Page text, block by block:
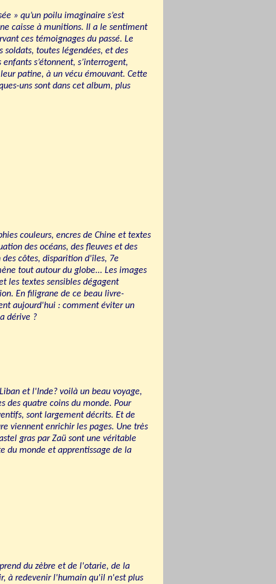
» qu’un poilu imaginaire s’est
caisse à munitions. Il a le sentiment
ces témoignages du passé. Le
soldats, toutes légendées, et des
s’étonnent, s’interrogent,
patine, à un vécu émouvant. Cette
uns sont dans cet album, plus
couleurs, encres de Chine et textes
des océans, des fleuves et des
des côtes, disparition d'îles, 7e
tout autour du globe... Les images
les textes sensibles dégagent
En filigrane de ce beau livre-
aujourd'hui : comment éviter un
dérive ?
et l'Inde? voilà un beau voyage,
des quatre coins du monde. Pour
sont largement décrits. Et de
viennent enrichir les pages. Une très
gras par Zaü sont une véritable
du monde et apprentissage de la
du zèbre et de l'otarie, de la
à redevenir l'humain qu'il n'est plus